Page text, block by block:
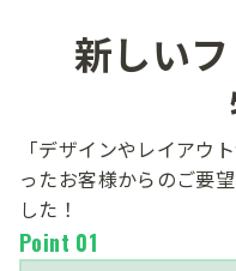
新しい​
「デザインや​レイアウ
った​お客様からの​ご要
した！​
Point 01